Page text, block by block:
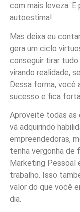
com mais leveza. E
autoestima!
Mas deixa eu
gera um ciclo
conseguir tirar tudo
virando realidade,
Dessa forma, você
sucesso e fica
Aproveite todas as
vá adquirindo
empreendedoras,
tenha vergonha de
Marketing Pessoal
trabalho. Isso
valor do que você
dia.